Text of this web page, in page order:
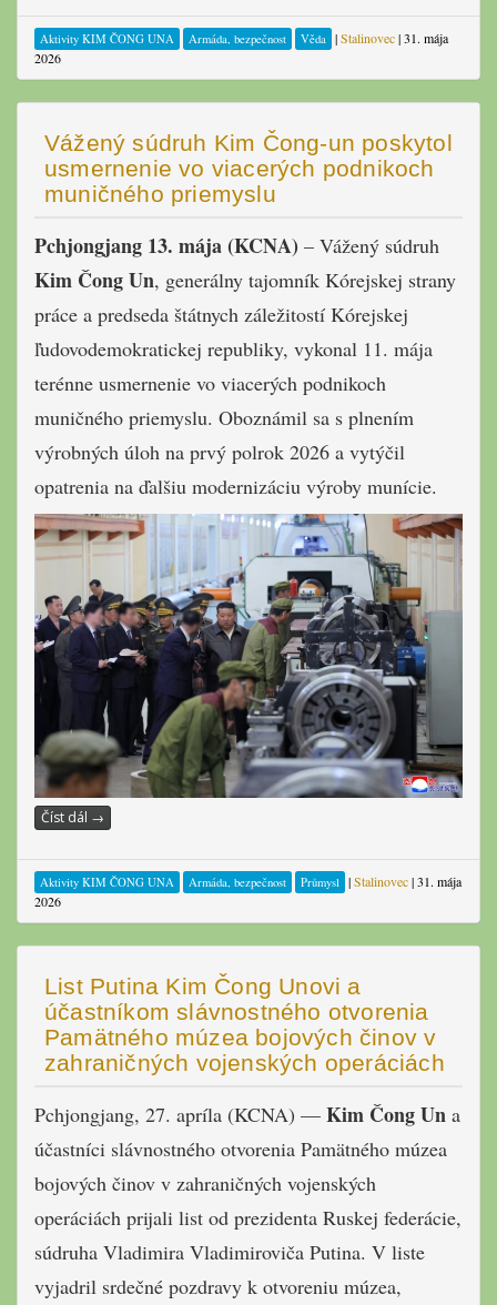
Aktivity KIM ČONG UNA Armáda, bezpečnost Věda |Stalinovec|31. mája
2026
Vážený súdruh Kim Čong-un poskytol
usmernenie vo viacerých podnikoch
muničného priemyslu
Pchjongjang 13. mája (KCNA) – Vážený súdruh
Kim Čong Un, generálny tajomník Kórejskej strany
práce a predseda štátnych záležitostí Kórejskej
ľudovodemokratickej republiky, vykonal 11. mája
terénne usmernenie vo viacerých podnikoch
muničného priemyslu. Oboznámil sa s plnením
výrobných úloh na prvý polrok 2026 a vytýčil
opatrenia na ďalšiu modernizáciu výroby munície.
Číst dál →
Aktivity KIM ČONG UNA Armáda, bezpečnost Průmysl |Stalinovec|31. mája
2026
List Putina Kim Čong Unovi a
účastníkom slávnostného otvorenia
Pamätného múzea bojových činov v
zahraničných vojenských operáciách
Pchjongjang, 27. apríla (KCNA) — Kim Čong Un a
účastníci slávnostného otvorenia Pamätného múzea
bojových činov v zahraničných vojenských
operáciách prijali list od prezidenta Ruskej federácie,
súdruha Vladimira Vladimiroviča Putina. V liste
vyjadril srdečné pozdravy k otvoreniu múzea,